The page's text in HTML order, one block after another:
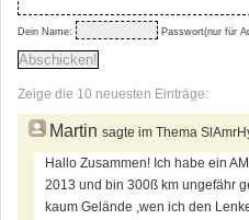
Dein Name: Passwort(nur für
Zeige die 10 neuesten Einträge:
Martin sagte im Thema
Hallo Zusammen! Ich habe ein
2013 und bin 300ß km ungefähr
kaum Gelände ,wen ich den